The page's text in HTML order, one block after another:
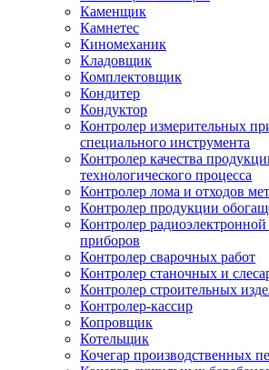
Каменщик
Камнетес
Киномеханик
Кладовщик
Комплектовщик
Кондитер
Кондуктор
Контролер измерительных
специального инструмента
Контролер качества
технологического процесса
Контролер лома и отходов
Контролер продукции
Контролер
приборов
Контролер сварочных работ
Контролер станочных и
Контролер строительных
Контролер-кассир
Копровщик
Котельщик
Кочегар производственных